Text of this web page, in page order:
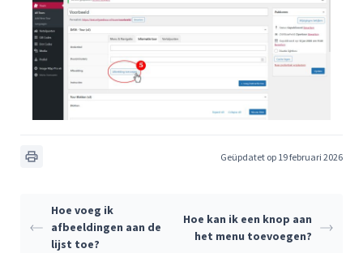
Geüpdatet op 19 februari 2026
Hoe voeg ik
afbeeldingen aan de
lijst toe?
Hoe kan ik een knop aan
het menu toevoegen?